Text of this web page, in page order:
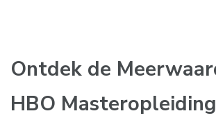
Ontdek de
HBO